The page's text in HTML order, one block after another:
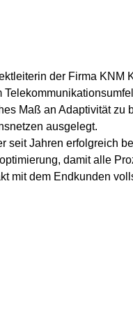
der Firma KNM
Maß an Adaptivität
ausgelegt.
seit Jahren erfolgreich
damit alle
mit dem Endkunden